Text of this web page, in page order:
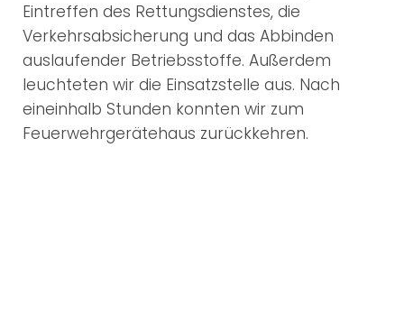
Eintreffen des Rettungsdienstes, die
Verkehrsabsicherung und das Abbinden
auslaufender Betriebsstoffe. Außerdem
leuchteten wir die Einsatzstelle aus. Nach
eineinhalb Stunden konnten wir zum
Feuerwehrgerätehaus zurückkehren.